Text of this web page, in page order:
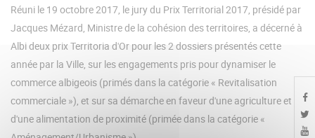
Réuni le 19 octobre 2017, le jury du Prix Territorial 2017, présidé par
Jacques Mézard, Ministre de la cohésion des territoires, a décerné à
Albi deux prix Territoria d'Or pour les 2 dossiers présentés cette
année par la Ville, sur les engagements pris pour dynamiser le
commerce albigeois (primés dans la catégorie « Revitalisation
commerciale »), et sur sa démarche en faveur d'une agriculture et
d'une alimentation de proximité (primée dans la catégorie «